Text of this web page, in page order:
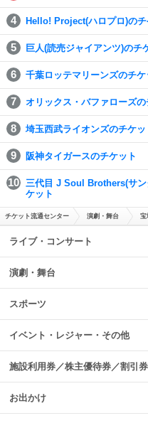
Hello! Project(ハロプロ)のチ
巨人(読売ジャイアンツ)のチ
千葉ロッテマリーンズのチケ
オリックス・バファローズの
埼玉西武ライオンズのチケッ
阪神タイガースのチケット
三代目 J Soul Brothers(サン
ケット
チケット流通センター 演劇・舞台 宝
ライブ・コンサート
演劇・舞台
スポーツ
イベント・レジャー・その他
施設利用券／株主優待券／割引券
お出かけ